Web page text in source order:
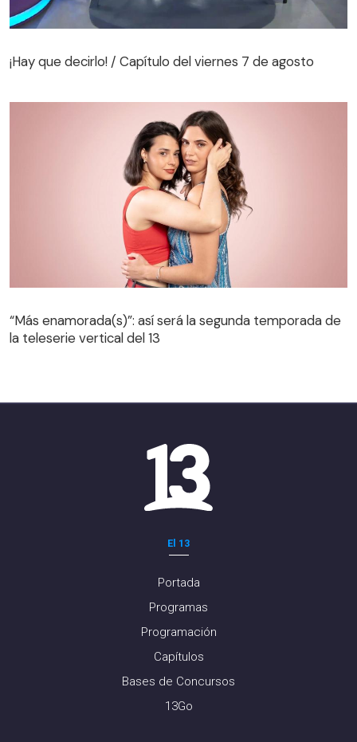
¡Hay que decirlo! / Capítulo del viernes 7 de agosto
“Más enamorada(s)”: así será la segunda temporada de
la teleserie vertical del 13
El 13
Portada
Programas
Programación
Capítulos
Bases de Concursos
13Go